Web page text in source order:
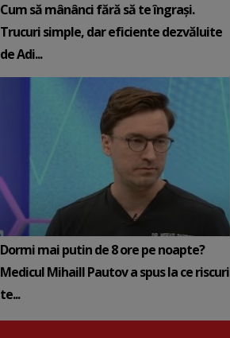
Cum să mânânci fără să te îngrași.
Trucuri simple, dar eficiente dezvăluite
de Adi...
Dormi mai putin de 8 ore pe noapte?
Medicul Mihaill Pautov a spus la ce riscuri
te...